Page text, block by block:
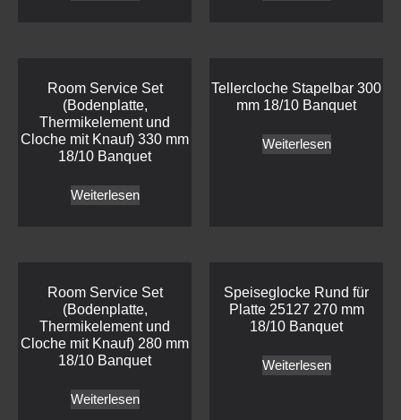
Room Service Set
(Bodenplatte,
Thermikelement und
Cloche mit Knauf) 330 mm
18/10 Banquet
Weiterlesen
Tellercloche Stapelbar 300
mm 18/10 Banquet
Weiterlesen
Room Service Set
(Bodenplatte,
Thermikelement und
Cloche mit Knauf) 280 mm
18/10 Banquet
Weiterlesen
Speiseglocke Rund für
Platte 25127 270 mm
18/10 Banquet
Weiterlesen